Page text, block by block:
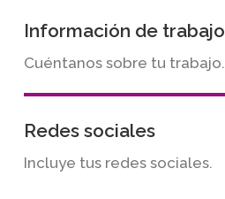
Información de trabajo
Cuéntanos sobre tu trabajo.
Redes sociales
Incluye tus redes sociales.